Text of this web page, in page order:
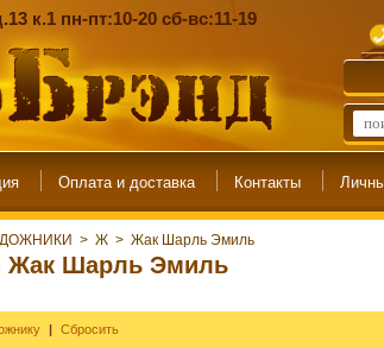
к.1 пн-пт:10-20 сб-вс:11-19
> Ж > Жак Шарль Эмиль
Жак Шарль Эмиль
Сбросить